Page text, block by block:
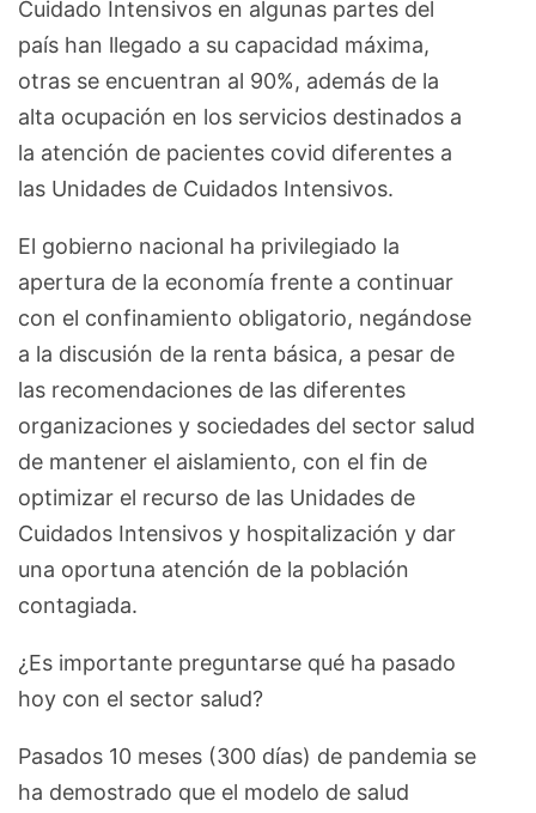
Cuidado Intensivos en algunas partes del
país han llegado a su capacidad máxima,
otras se encuentran al 90%, además de la
alta ocupación en los servicios destinados a
la atención de pacientes covid diferentes a
las Unidades de Cuidados Intensivos.
El gobierno nacional ha privilegiado la
apertura de la economía frente a continuar
con el confinamiento obligatorio, negándose
a la discusión de la renta básica, a pesar de
las recomendaciones de las diferentes
organizaciones y sociedades del sector salud
de mantener el aislamiento, con el fin de
optimizar el recurso de las Unidades de
Cuidados Intensivos y hospitalización y dar
una oportuna atención de la población
contagiada.
¿Es importante preguntarse qué ha pasado
hoy con el sector salud?
Pasados 10 meses (300 días) de pandemia se
ha demostrado que el modelo de salud